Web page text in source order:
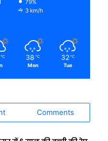
79%
3 km/h
℃ 38 ℃
Mon
32 ℃
Tue
Comments